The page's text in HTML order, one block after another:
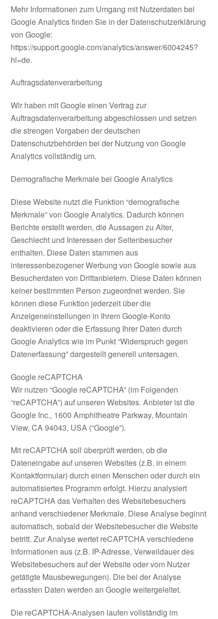
Mehr Informationen zum Umgang mit Nutzerdaten bei
Google Analytics finden Sie in der Datenschutzerklärung
von Google:
https://support.google.com/analytics/answer/6004245?
hl=de.
Auftragsdatenverarbeitung
Wir haben mit Google einen Vertrag zur
Auftragsdatenverarbeitung abgeschlossen und setzen
die strengen Vorgaben der deutschen
Datenschutzbehörden bei der Nutzung von Google
Analytics vollständig um.
Demografische Merkmale bei Google Analytics
Diese Website nutzt die Funktion “demografische
Merkmale” von Google Analytics. Dadurch können
Berichte erstellt werden, die Aussagen zu Alter,
Geschlecht und Interessen der Seitenbesucher
enthalten. Diese Daten stammen aus
interessenbezogener Werbung von Google sowie aus
Besucherdaten von Drittanbietern. Diese Daten können
keiner bestimmten Person zugeordnet werden. Sie
können diese Funktion jederzeit über die
Anzeigeneinstellungen in Ihrem Google-Konto
deaktivieren oder die Erfassung Ihrer Daten durch
Google Analytics wie im Punkt “Widerspruch gegen
Datenerfassung” dargestellt generell untersagen.
Google reCAPTCHA
Wir nutzen “Google reCAPTCHA” (im Folgenden
“reCAPTCHA”) auf unseren Websites. Anbieter ist die
Google Inc., 1600 Amphitheatre Parkway, Mountain
View, CA 94043, USA (“Google”).
Mit reCAPTCHA soll überprüft werden, ob die
Dateneingabe auf unseren Websites (z.B. in einem
Kontaktformular) durch einen Menschen oder durch ein
automatisiertes Programm erfolgt. Hierzu analysiert
reCAPTCHA das Verhalten des Websitebesuchers
anhand verschiedener Merkmale. Diese Analyse beginnt
automatisch, sobald der Websitebesucher die Website
betritt. Zur Analyse wertet reCAPTCHA verschiedene
Informationen aus (z.B. IP-Adresse, Verweildauer des
Websitebesuchers auf der Website oder vom Nutzer
getätigte Mausbewegungen). Die bei der Analyse
erfassten Daten werden an Google weitergeleitet.
Die reCAPTCHA-Analysen laufen vollständig im